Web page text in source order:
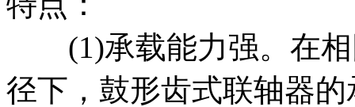
(1)承载能力强。在相
径下，鼓形齿式联轴器